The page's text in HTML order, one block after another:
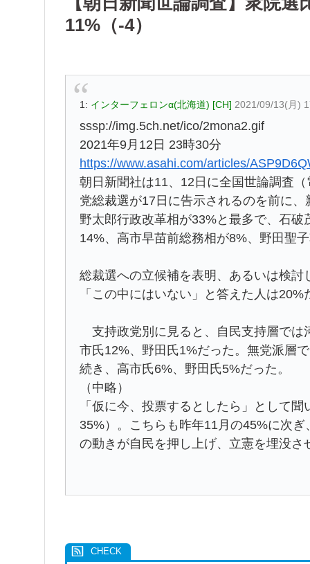
11%（-4）
1: インターフェロンα(北海道) [CH] 2021/09/13(月)
sssp://img.5ch.net/ico/2mona2.gif
2021年9月12日 23時30分
https://www.asahi.com/articles/
朝日新聞社は11、12日に全国世論調査
党総裁選が17日に告示されるのを前に
野太郎行政改革相が33%と最多で、石
14%、高市早苗前総務相が8%、野田聖
総裁選への立候補を表明、あるいは検
「この中にはいない」と答えた人は20%
支持政党別に見ると、自民支持層では
市氏12%、野田氏1%だった。無党派層
続き、高市氏6%、野田氏5%だった。
（中略）
「仮に今、投票するとしたら」として
35%）。こちらも昨年11月の45%に次
の動きが自民を押し上げ、立憲を埋没さ